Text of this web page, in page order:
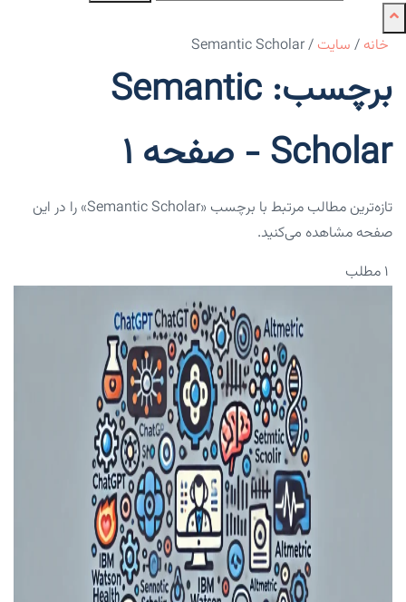
خانه / سایت /
Semantic Scholar
برچسب: Semantic
Scholar - صفحه 1
تازه‌ترین مطالب مرتبط با برچسب «Semantic Scholar» را در این
صفحه مشاهده می‌کنید.
۱ مطلب